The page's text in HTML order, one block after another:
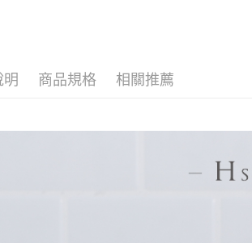
明 商品規格 相關推薦